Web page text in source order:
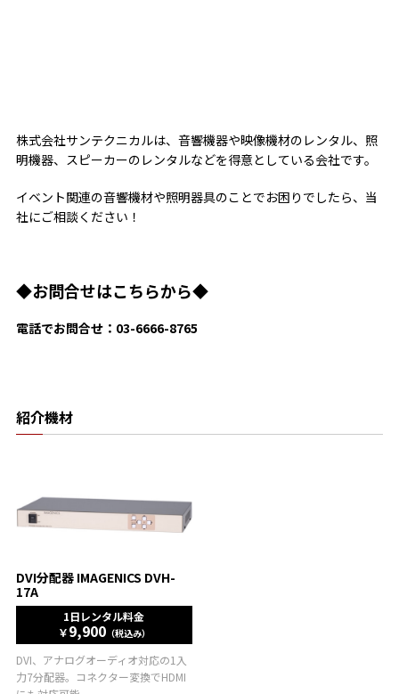
株式会社サンテクニカルは、音響機器や映像機材のレンタル、照
明機器、スピーカーのレンタルなどを得意としている会社です。
イベント関連の音響機材や照明器具のことでお困りでしたら、当
社にご相談ください！
◆お問合せはこちらから◆
電話でお問合せ：03-6666-8765
紹介機材
DVI分配器 IMAGENICS DVH-
17A
1日レンタル料金
￥9,900（税込み）
DVI、アナログオーディオ対応の1入
力7分配器。コネクター変換でHDMI